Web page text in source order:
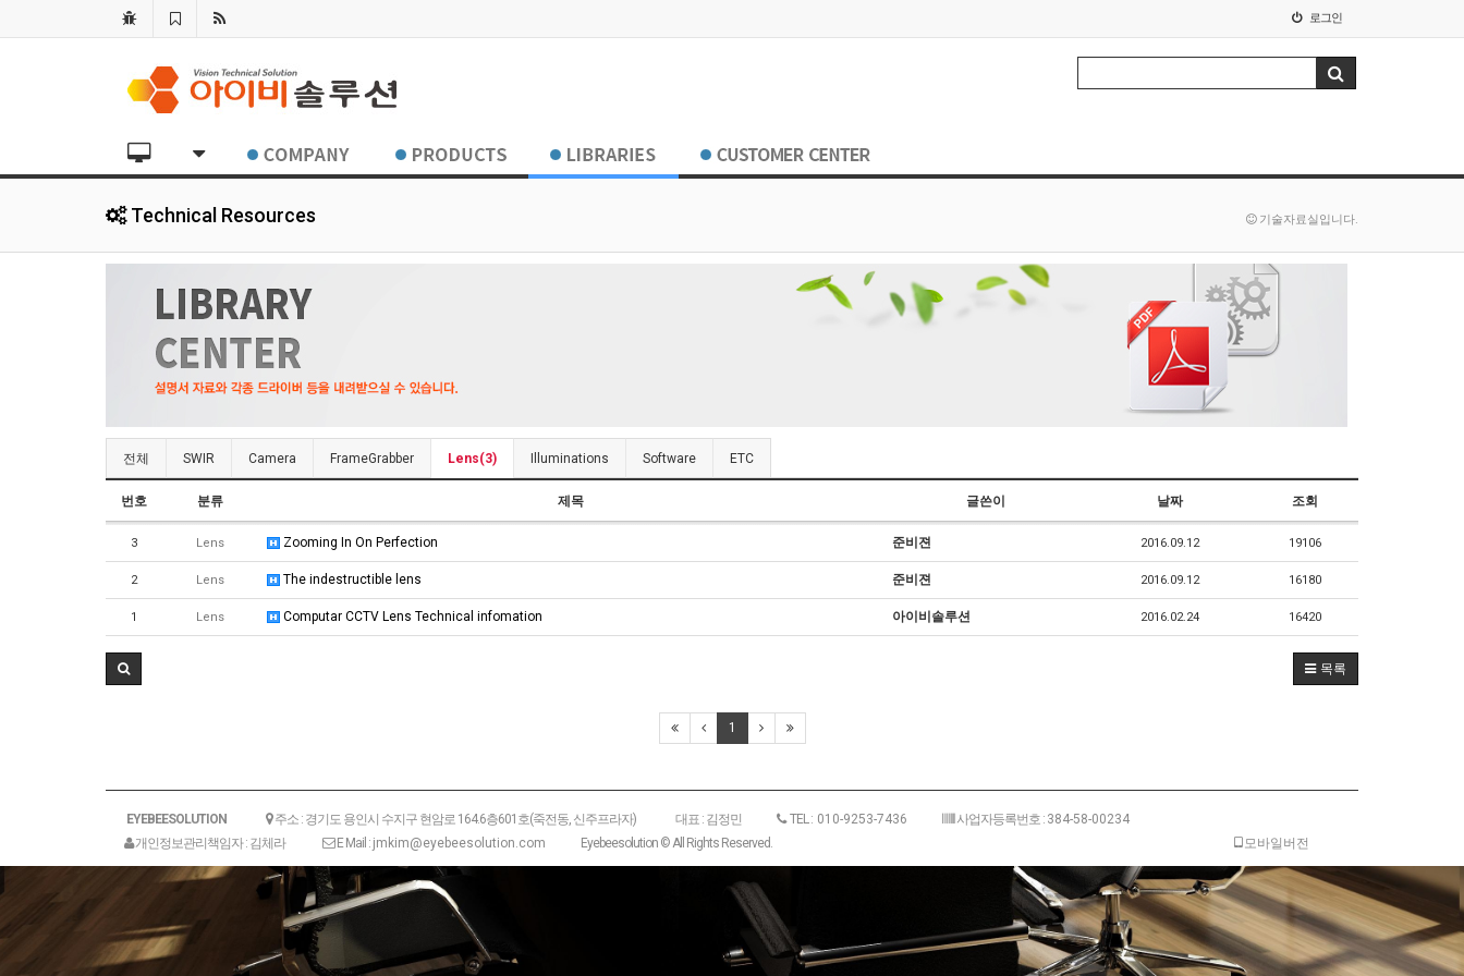
로그인
Technical Resources 기술자료실입니다.
전체 SWIR Camera FrameGrabber Lens(3) Illuminations Software ETC
번호 분류 제목 글쓴이 날짜 조회
3 Lens Zooming In On Perfection 준비젼 2016.09.12 19106
2 Lens The indestructible lens 준비젼 2016.09.12 16180
1 Lens Computar CCTV Lens Technical infomation 아이비솔루션 2016.02.24 16420
목록
1
EYEBEESOLUTION 주소 : 경기도 용인시 수지구 현암로 164.6층601호(죽전동, 신주프라자) 대표 : 김정민 TEL : 010-9253-7436 사업자등록번호 : 384-58-00234
개인정보관리책임자 : 김체라
E Mail : jmkim@eyebeesolution.com Eyebeesolution © All Rights Reserved. 모바일버전